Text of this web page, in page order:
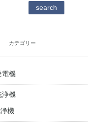
search
カテゴリー
電機
浄機
機